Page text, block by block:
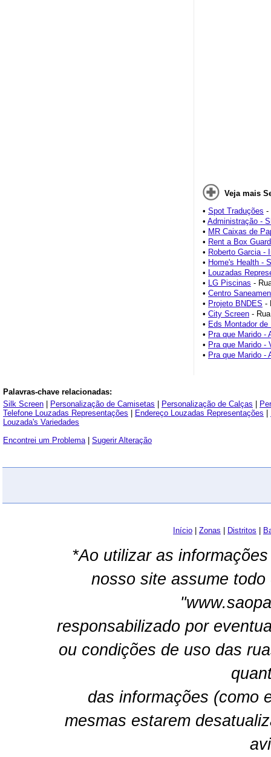
Veja mais
• Spot Traduções -
• Administração -
• MR Caixas de
• Rent a Box
• Roberto Garcia -
• Home's Health -
• Louzadas
• LG Piscinas -
• Centro
• Projeto BNDES -
• City Screen -
• Eds Montador de
• Pra que Marido -
• Pra que Marido -
• Pra que Marido -
Palavras-chave relacionadas:
Silk Screen
Personalização de Camisetas Personalização de Calças
Telefone Louzadas Representações
Endereço Louzadas Representações
Louzada's Variedades
Encontrei um Problema| Sugerir Alteração
Início Zonas Distritos
*Ao utilizar as
nosso site assume
responsabilizado por
ou condições de uso das
das informações (como
mesmas estarem